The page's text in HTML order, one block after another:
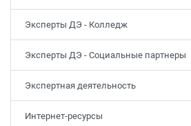
Эксперты ДЭ - Колледж
Эксперты ДЭ - Социальные партнеры
Экспертная деятельность
Интернет-ресурсы